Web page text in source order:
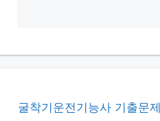
굴착기운전기능사 기출문제